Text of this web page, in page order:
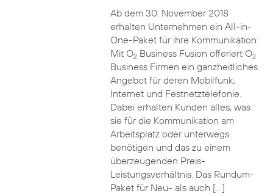
Ab dem 30. November 2018
erhalten Unternehmen ein All-in-
One-Paket für ihre Kommunikation:
Mit O2Business Fusion offeriert O2
Business Firmen ein ganzheitliches
Angebot für deren Mobilfunk,
Internet und Festnetztelefonie.
Dabei erhalten Kunden alles, was
sie für die Kommunikation am
Arbeitsplatz oder unterwegs
benötigen und das zu einem
überzeugenden Preis-
Leistungsverhältnis. Das Rundum-
Paket für Neu- als auch […]